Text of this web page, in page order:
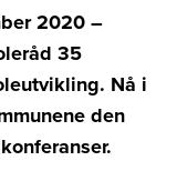
2020 –
35
Nå i
den